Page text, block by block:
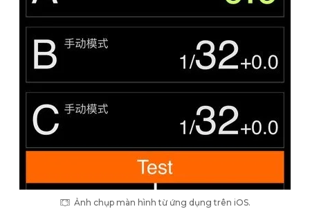
Ảnh chụp màn hình từ ứng dụng trên iOS.